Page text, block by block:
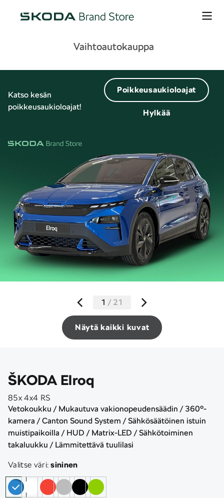
Vaihtoautokauppa
Katso kesän
poikkeusaukioloajat!
Poikkeusaukioloajat
Hylkää
Näytä kaikki kuvat
1 / 21
ŠKODA Elroq
85x 4x4 RS
Vetokoukku / Mukautuva vakionopeudensäädin / 360°-
kamera / Canton Sound System / Sähkösäätöinen istuin
muistipaikoilla / HUD / Matrix-LED / Sähkötoiminen
takaluukku / Lämmitettävä tuulilasi
Valitse väri:sininen